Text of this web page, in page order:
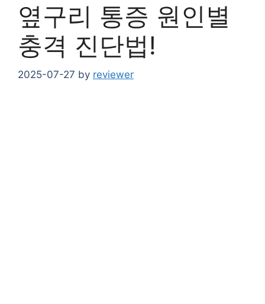
옆구리 통증 원인별
충격 진단법!
2025-07-27 by reviewer